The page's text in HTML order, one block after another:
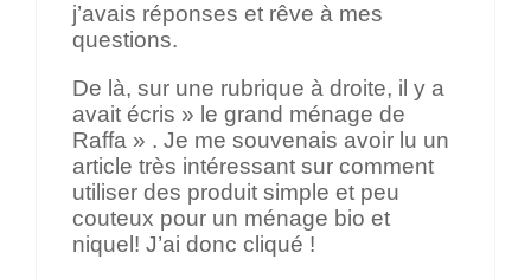
j’avais réponses et rêve à mes
questions.
De là, sur une rubrique à droite, il y a
avait écris » le grand ménage de
Raffa » . Je me souvenais avoir lu un
article très intéressant sur comment
utiliser des produit simple et peu
couteux pour un ménage bio et
niquel! J’ai donc cliqué !